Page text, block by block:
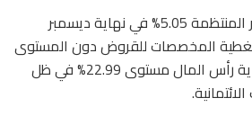
وبلغت نسبة القروض غير المنتظمة 5.05% في نهاية ديسمبر
تغطية المخصصات للقروض دون المستوى
120.6% وبلغ معدل كفاية رأس المال مستوى 22.99% في ظل